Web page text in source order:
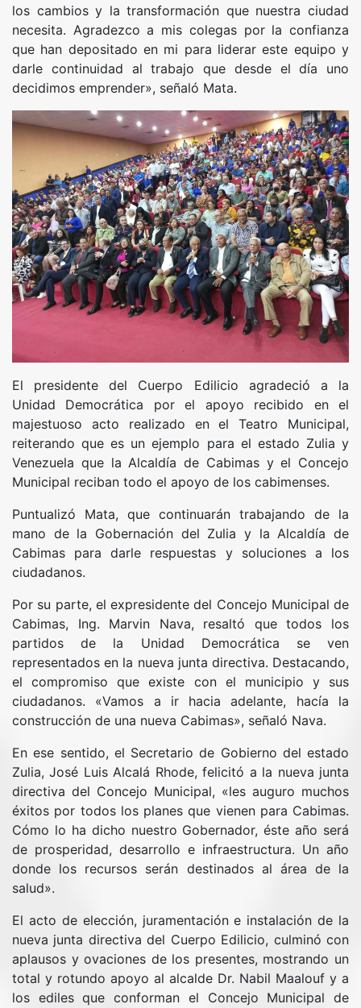
los cambios y la transformación que nuestra ciudad
necesita. Agradezco a mis colegas por la confianza
que han depositado en mi para liderar este equipo y
darle continuidad al trabajo que desde el día uno
decidimos emprender», señaló Mata.
El presidente del Cuerpo Edilicio agradeció a la
Unidad Democrática por el apoyo recibido en el
majestuoso acto realizado en el Teatro Municipal,
reiterando que es un ejemplo para el estado Zulia y
Venezuela que la Alcaldía de Cabimas y el Concejo
Municipal reciban todo el apoyo de los cabimenses.
Puntualizó Mata, que continuarán trabajando de la
mano de la Gobernación del Zulia y la Alcaldía de
Cabimas para darle respuestas y soluciones a los
ciudadanos.
Por su parte, el expresidente del Concejo Municipal de
Cabimas, Ing. Marvin Nava, resaltó que todos los
partidos de la Unidad Democrática se ven
representados en la nueva junta directiva. Destacando,
el compromiso que existe con el municipio y sus
ciudadanos. «Vamos a ir hacia adelante, hacía la
construcción de una nueva Cabimas», señaló Nava.
En ese sentido, el Secretario de Gobierno del estado
Zulia, José Luis Alcalá Rhode, felicitó a la nueva junta
directiva del Concejo Municipal, «les auguro muchos
éxitos por todos los planes que vienen para Cabimas.
Cómo lo ha dicho nuestro Gobernador, éste año será
de prosperidad, desarrollo e infraestructura. Un año
donde los recursos serán destinados al área de la
salud».
El acto de elección, juramentación e instalación de la
nueva junta directiva del Cuerpo Edilicio, culminó con
aplausos y ovaciones de los presentes, mostrando un
total y rotundo apoyo al alcalde Dr. Nabil Maalouf y a
los ediles que conforman el Concejo Municipal de